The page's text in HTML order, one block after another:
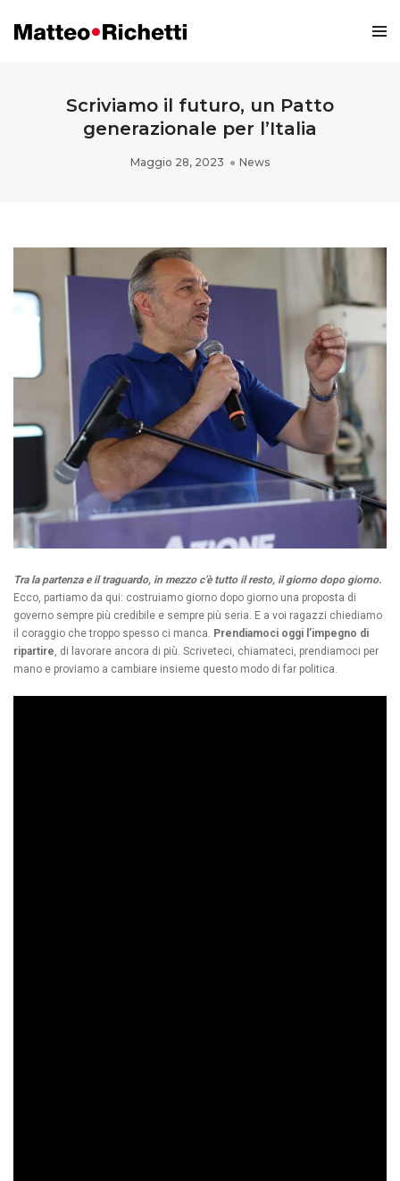
Scriviamo il futuro, un Patto
generazionale per l’Italia
Maggio 28, 2023 News
Tra la partenza e il traguardo, in mezzo c’è tutto il resto, il giorno dopo giorno.
Ecco, partiamo da qui: costruiamo giorno dopo giorno una proposta di
governo sempre più credibile e sempre più seria. E a voi ragazzi chiediamo
il coraggio che troppo spesso ci manca. Prendiamoci oggi l’impegno di
ripartire, di lavorare ancora di più. Scriveteci, chiamateci, prendiamoci per
mano e proviamo a cambiare insieme questo modo di far politica.